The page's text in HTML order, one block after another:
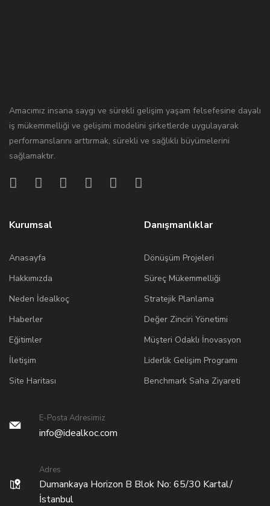
Amacımız insana saygı ve sürekli gelişim yaşam felsefesine dayalı
iş mükemmelliği ve gelişimi modelini şirketlerde uygulayarak
performanslarını arttırmak, sürekli ve sağlıklı büyümelerini
sağlamaktır.
Kurumsal
Anasayfa
Hakkımızda
Neden İdealkoç
Haberler
Eğitimler
İletişim
Site Haritası
Danışmanlıklar
Dönüşüm Projeleri
Süreç Mükemmelliği
Stratejik Planlama
Değer Zinciri Yönetimi
Müşteri Odaklı İnovasyon
Liderlik Gelişim Programı
Benchmark Saha Ziyareti
E-Posta Adresimiz
info@idealkoc.com
Adres
Dumankaya Horizon B Blok No: 65/30 Kartal/
İstanbul